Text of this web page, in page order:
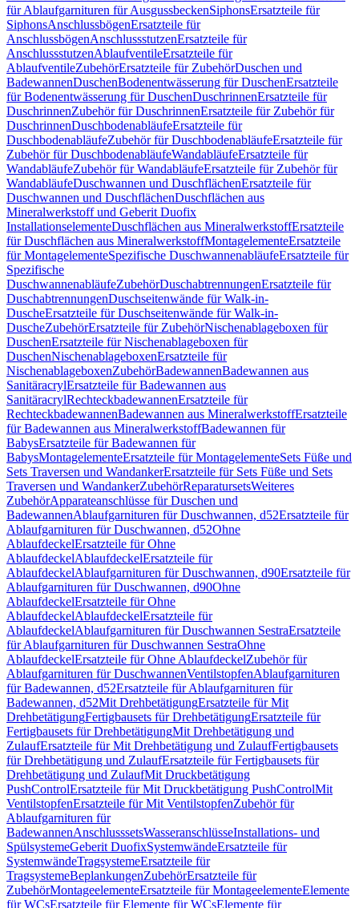
für Ablaufgarnituren für AusgussbeckenSiphonsErsatzteile für
SiphonsAnschlussbögenErsatzteile für
AnschlussbögenAnschlussstutzenErsatzteile für
AnschlussstutzenAblaufventileErsatzteile für
AblaufventileZubehörErsatzteile für ZubehörDuschen und
BadewannenDuschenBodenentwässerung für DuschenErsatzteile
für Bodenentwässerung für DuschenDuschrinnenErsatzteile für
DuschrinnenZubehör für DuschrinnenErsatzteile für Zubehör für
DuschrinnenDuschbodenabläufeErsatzteile für
DuschbodenabläufeZubehör für DuschbodenabläufeErsatzteile für
Zubehör für DuschbodenabläufeWandabläufeErsatzteile für
WandabläufeZubehör für WandabläufeErsatzteile für Zubehör für
WandabläufeDuschwannen und DuschflächenErsatzteile für
Duschwannen und DuschflächenDuschflächen aus
Mineralwerkstoff und Geberit Duofix
InstallationselementeDuschflächen aus MineralwerkstoffErsatzteile
für Duschflächen aus MineralwerkstoffMontagelementeErsatzteile
für MontagelementeSpezifische DuschwannenabläufeErsatzteile für
Spezifische
DuschwannenabläufeZubehörDuschabtrennungenErsatzteile für
DuschabtrennungenDuschseitenwände für Walk-in-
DuscheErsatzteile für Duschseitenwände für Walk-in-
DuscheZubehörErsatzteile für ZubehörNischenablageboxen für
DuschenErsatzteile für Nischenablageboxen für
DuschenNischenablageboxenErsatzteile für
NischenablageboxenZubehörBadewannenBadewannen aus
SanitäracrylErsatzteile für Badewannen aus
SanitäracrylRechteckbadewannenErsatzteile für
RechteckbadewannenBadewannen aus MineralwerkstoffErsatzteile
für Badewannen aus MineralwerkstoffBadewannen für
BabysErsatzteile für Badewannen für
BabysMontagelementeErsatzteile für MontagelementeSets Füße und
Sets Traversen und WandankerErsatzteile für Sets Füße und Sets
Traversen und WandankerZubehörReparatursetsWeiteres
ZubehörApparateanschlüsse für Duschen und
BadewannenAblaufgarnituren für Duschwannen, d52Ersatzteile für
Ablaufgarnituren für Duschwannen, d52Ohne
AblaufdeckelErsatzteile für Ohne
AblaufdeckelAblaufdeckelErsatzteile für
AblaufdeckelAblaufgarnituren für Duschwannen, d90Ersatzteile für
Ablaufgarnituren für Duschwannen, d90Ohne
AblaufdeckelErsatzteile für Ohne
AblaufdeckelAblaufdeckelErsatzteile für
AblaufdeckelAblaufgarnituren für Duschwannen SestraErsatzteile
für Ablaufgarnituren für Duschwannen SestraOhne
AblaufdeckelErsatzteile für Ohne AblaufdeckelZubehör für
Ablaufgarnituren für DuschwannenVentilstopfenAblaufgarnituren
für Badewannen, d52Ersatzteile für Ablaufgarnituren für
Badewannen, d52Mit DrehbetätigungErsatzteile für Mit
DrehbetätigungFertigbausets für DrehbetätigungErsatzteile für
Fertigbausets für DrehbetätigungMit Drehbetätigung und
ZulaufErsatzteile für Mit Drehbetätigung und ZulaufFertigbausets
für Drehbetätigung und ZulaufErsatzteile für Fertigbausets für
Drehbetätigung und ZulaufMit Druckbetätigung
PushControlErsatzteile für Mit Druckbetätigung PushControlMit
VentilstopfenErsatzteile für Mit VentilstopfenZubehör für
Ablaufgarnituren für
BadewannenAnschlusssetsWasseranschlüsseInstallations- und
SpülsystemeGeberit DuofixSystemwändeErsatzteile für
SystemwändeTragsystemeErsatzteile für
TragsystemeBeplankungenZubehörErsatzteile für
ZubehörMontageelementeErsatzteile für MontageelementeElemente
für WCsErsatzteile für Elemente für WCsElemente für